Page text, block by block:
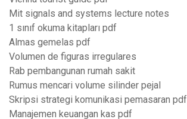
Mit signals and systems lecture notes
1 sınıf okuma kitapları pdf
Almas gemelas pdf
Volumen de figuras irregulares
Rab pembangunan rumah sakit
Rumus mencari volume silinder pejal
Skripsi strategi komunikasi pemasaran pdf
Manajemen keuangan kas pdf